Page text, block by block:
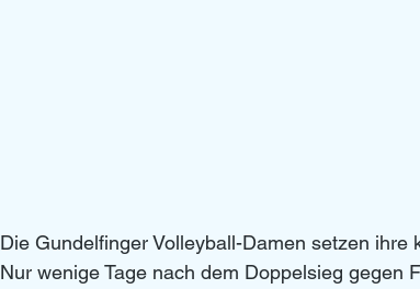
Die Gundelfinger Volleyball-Damen setzen
Nur wenige Tage nach dem Doppelsieg